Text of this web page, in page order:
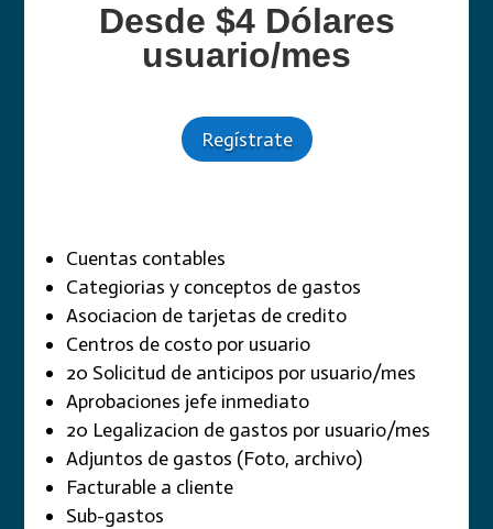
Desde $4 Dólares
usuario/mes
Regístrate
Cuentas contables
Categiorias y conceptos de gastos
Asociacion de tarjetas de credito
Centros de costo por usuario
20 Solicitud de anticipos por usuario/mes
Aprobaciones jefe inmediato
20 Legalizacion de gastos por usuario/mes
Adjuntos de gastos (Foto, archivo)
Facturable a cliente
Sub-gastos